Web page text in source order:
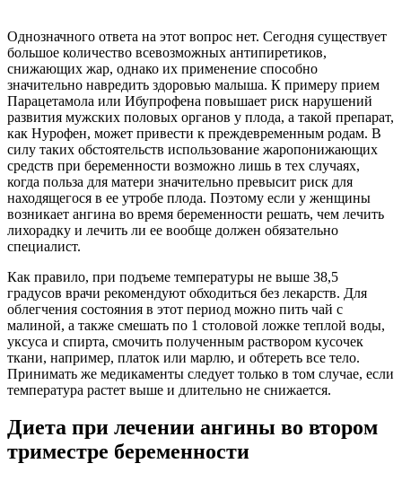
Однозначного ответа на этот вопрос нет. Сегодня существует
большое количество всевозможных антипиретиков,
снижающих жар, однако их применение способно
значительно навредить здоровью малыша. К примеру прием
Парацетамола или Ибупрофена повышает риск нарушений
развития мужских половых органов у плода, а такой препарат,
как Нурофен, может привести к преждевременным родам. В
силу таких обстоятельств использование жаропонижающих
средств при беременности возможно лишь в тех случаях,
когда польза для матери значительно превысит риск для
находящегося в ее утробе плода. Поэтому если у женщины
возникает ангина во время беременности решать, чем лечить
лихорадку и лечить ли ее вообще должен обязательно
специалист.
Как правило, при подъеме температуры не выше 38,5
градусов врачи рекомендуют обходиться без лекарств. Для
облегчения состояния в этот период можно пить чай с
малиной, а также смешать по 1 столовой ложке теплой воды,
уксуса и спирта, смочить полученным раствором кусочек
ткани, например, платок или марлю, и обтереть все тело.
Принимать же медикаменты следует только в том случае, если
температура растет выше и длительно не снижается.
Диета при лечении ангины во втором
триместре беременности